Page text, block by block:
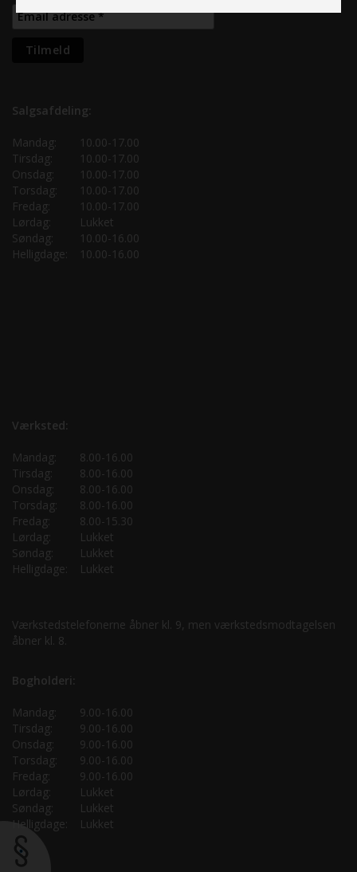
Salgsafdeling:
Mandag:
10.00-17.00
Tirsdag:
10.00-17.00
Onsdag:
10.00-17.00
Torsdag:
10.00-17.00
Fredag:
10.00-17.00
Lørdag:
Lukket
Søndag:
10.00-16.00
Helligdage:
10.00-16.00
Værksted:
Mandag:
8.00-16.00
Tirsdag:
8.00-16.00
Onsdag:
8.00-16.00
Torsdag:
8.00-16.00
Fredag:
8.00-15.30
Lørdag:
Lukket
Søndag:
Lukket
Helligdage:
Lukket
Værkstedstelefonerne åbner kl. 9, men værkstedsmodtagelsen
åbner kl. 8.
Bogholderi:
Mandag:
9.00-16.00
Tirsdag:
9.00-16.00
Onsdag:
9.00-16.00
Torsdag:
9.00-16.00
Fredag:
9.00-16.00
Lørdag:
Lukket
Søndag:
Lukket
Helligdage:
Lukket